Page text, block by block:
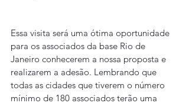
Essa visita será uma ótima oportunidade
para os associados da base Rio de
Janeiro conhecerem a nossa proposta e
realizarem a adesão. Lembrando que
todas as cidades que tiverem o número
mínimo de 180 associados terão uma